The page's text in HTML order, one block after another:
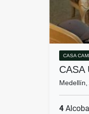
CASA
CASA
Medellín,
4